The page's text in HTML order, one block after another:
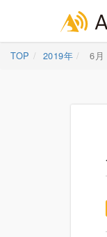
Skip
TOP 2019年 6月